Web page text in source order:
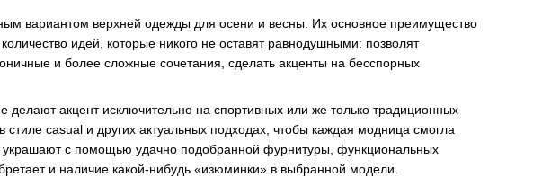
вариантом верхней одежды для осени и весны. Их основное преимущество
идей, которые никого не оставят равнодушными: позволят
и более сложные сочетания, сделать акценты на бесспорных
акцент исключительно на спортивных или же только традиционных
casual и других актуальных подходах, чтобы каждая модница смогла
с помощью удачно подобранной фурнитуры, функциональных
и наличие какой-нибудь «изюминки» в выбранной модели.